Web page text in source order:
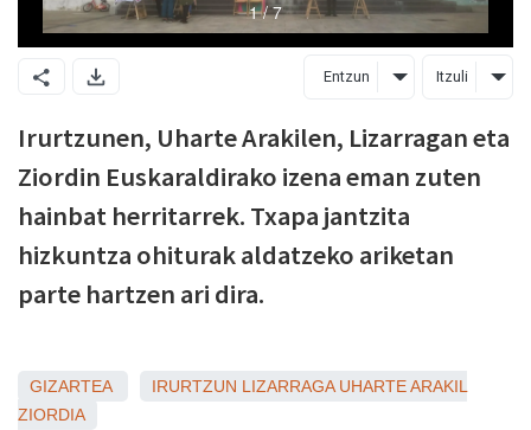
Entzun Itzuli
Irurtzunen, Uharte Arakilen, Lizarragan eta
Ziordin Euskaraldirako izena eman zuten
hainbat herritarrek. Txapa jantzita
hizkuntza ohiturak aldatzeko ariketan
parte hartzen ari dira.
GIZARTEA IRURTZUN LIZARRAGA UHARTE ARAKIL
ZIORDIA